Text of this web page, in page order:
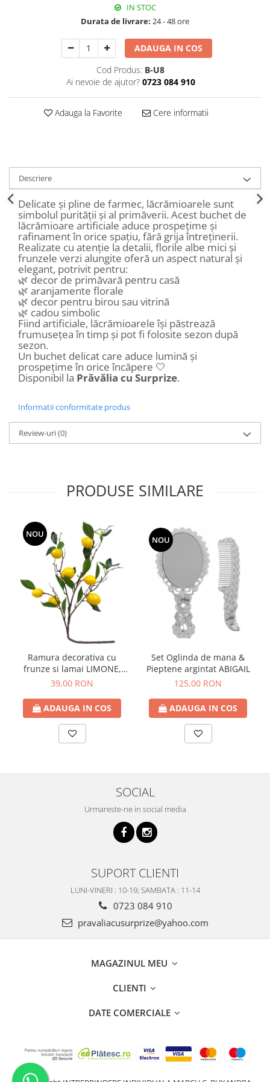
Sweet Wonderland
Crengute Decorative
Decoratiuni Muzicale
Decoratiuni Luminoase
Coronite & Ghirlande
Felicitari, Cutii si Pungi de Cadou
IN STOC
Durata de livrare: 24 - 48 ore
ADAUGA IN COS
Cod Produs: B-U8
Ai nevoie de ajutor? 0723 084 910
Adauga la Favorite Cere informatii
Descriere
Delicate și pline de farmec, lăcrămioarele sunt
simbolul purității și al primăverii. Acest buchet de
lăcrămioare artificiale aduce prospețime și
rafinament în orice spațiu, fără grija întreținerii.
Realizate cu atenție la detalii, florile albe mici și
frunzele verzi alungite oferă un aspect natural și
elegant, potrivit pentru:
🌿 decor de primăvară pentru casă
🌿 aranjamente florale
🌿 decor pentru birou sau vitrină
🌿 cadou simbolic
Fiind artificiale, lăcrămioarele își păstrează
frumusețea în timp și pot fi folosite sezon după
sezon.
Un buchet delicat care aduce lumină și
prospețime în orice încăpere 🤍
Disponibil la Prăvălia cu Surprize.
Informatii conformitate produs
Review-uri(0)
PRODUSE SIMILARE
NOU
Ramura decorativa cu
frunze si lamai LIMONE,
65cm
39,00 RON
ADAUGA IN COS
NOU
Set Oglinda de mana &
Pieptene argintat ABIGAIL
125,00 RON
ADAUGA IN COS
SOCIAL
Urmareste-ne in social media
SUPORT CLIENTI
LUNI-VINERI : 10-19; SAMBATA : 11-14
0723 084 910
pravaliacusurprize@yahoo.com
MAGAZINUL MEU
CLIENTI
DATE COMERCIALE